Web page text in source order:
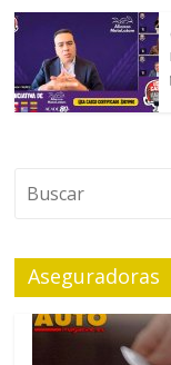
Aseguradoras